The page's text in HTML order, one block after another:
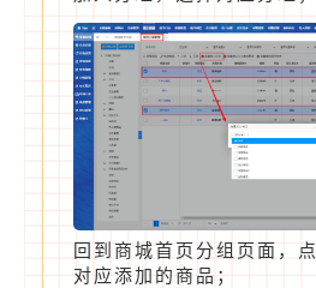
回到商城首页分组页面，
对应添加的商品；